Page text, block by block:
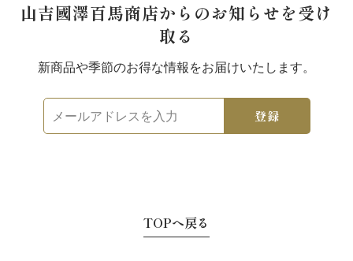
山吉國澤百馬商店からのお知らせを受け
取る
新商品や季節のお得な情報をお届けいたします。
ー
登録
TOPへ戻る